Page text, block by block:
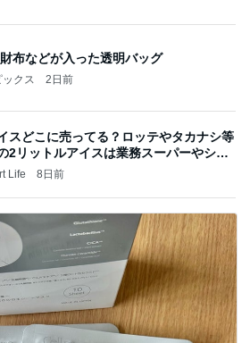
布などが入った透明バッグ
クス 2日前
スどこに売ってる？ロッテやタカナシ等
2リットルアイスは業務スーパーやシャ
Life 8日前